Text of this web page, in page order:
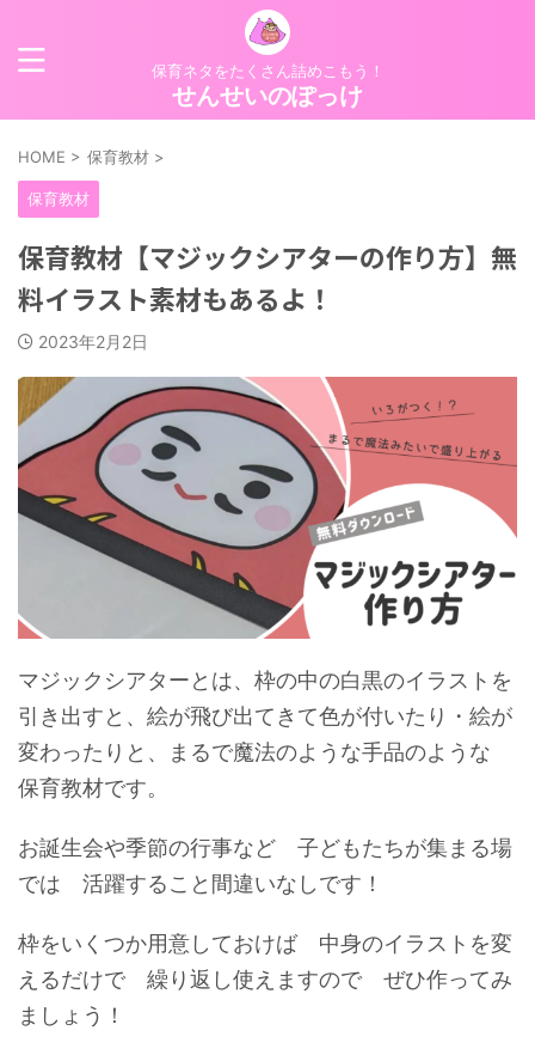
保育ネタをたくさん詰めこもう！
せんせいのぽっけ
HOME > 保育教材 >
保育教材
保育教材【マジックシアターの作り方】無
料イラスト素材もあるよ！
2023年2月2日
マジックシアターとは、枠の中の白黒のイラストを
引き出すと、絵が飛び出てきて色が付いたり・絵が
変わったりと、まるで魔法のような手品のような
保育教材です。
お誕生会や季節の行事など 子どもたちが集まる場
では 活躍すること間違いなしです！
枠をいくつか用意しておけば 中身のイラストを変
えるだけで 繰り返し使えますので ぜひ作ってみ
ましょう！